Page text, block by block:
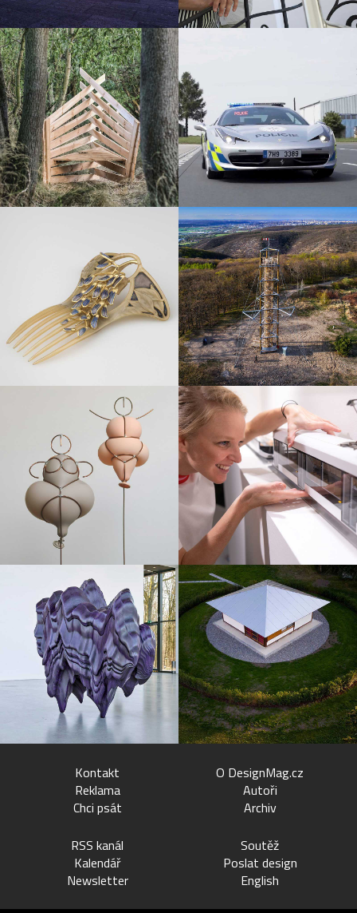
Kontakt
Reklama
Chci psát
O DesignMag.cz
Autoři
Archiv
RSS kanál
Kalendář
Newsletter
Soutěž
Poslat design
English